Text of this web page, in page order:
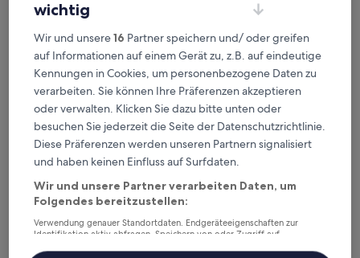
Kostenlose Stornierung bei
Planänderungen
Verdiene Prämien für jede
wahrgenommene Übernachtung
Mehr sparen mit Preisen für Mitglieder
Überprüfe die Preise für diese Daten
Heute
6. Aug. - 7. Aug.
Morgen
7. Aug. - 8. Aug.
wichtig
Wir und unsere16 Partner speichern und/ oder greifen
auf Informationen auf einem Gerät zu, z.B. auf eindeutige
Kennungen in Cookies, um personenbezogene Daten zu
verarbeiten. Sie können Ihre Präferenzen akzeptieren
oder verwalten. Klicken Sie dazu bitte unten oder
besuchen Sie jederzeit die Seite der Datenschutzrichtlinie.
Diese Präferenzen werden unseren Partnern signalisiert
und haben keinen Einfluss auf Surfdaten.
Wir und unsere Partner verarbeiten Daten, um
Folgendes bereitzustellen:
Verwendung genauer Standortdaten. Endgeräteeigenschaften zur
Identifikation aktiv abfragen. Speichern von oder Zugriff auf